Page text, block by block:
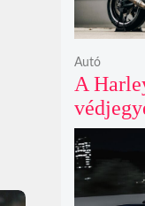
A
flat
Autó